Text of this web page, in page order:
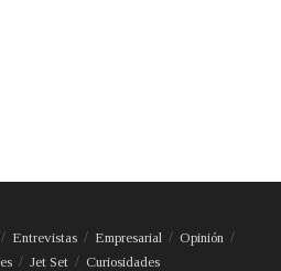
Entrevistas Empresarial
Opinión
Jet Set Curiosidades